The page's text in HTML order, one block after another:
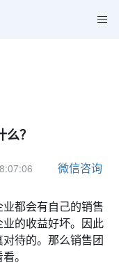
？
微信咨询
都会有自己的销售
的收益好坏。因此
待的。那么销售团
。